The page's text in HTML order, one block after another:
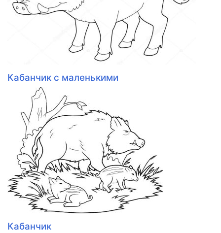
Кабанчик с маленькими
Кабанчик